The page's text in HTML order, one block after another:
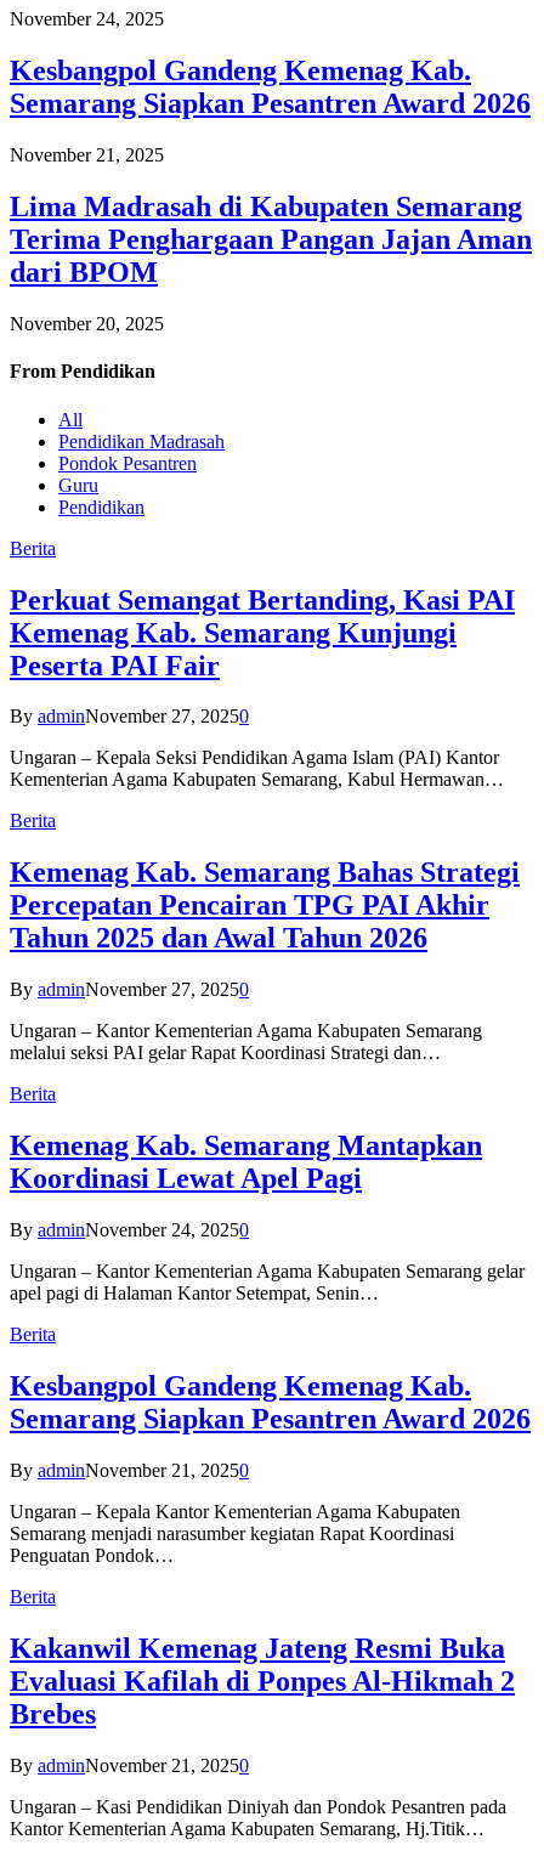
November 24, 2025
Kesbangpol Gandeng Kemenag Kab.
Semarang Siapkan Pesantren Award 2026
November 21, 2025
Lima Madrasah di Kabupaten Semarang
Terima Penghargaan Pangan Jajan Aman
dari BPOM
November 20, 2025
From Pendidikan
All
Pendidikan Madrasah
Pondok Pesantren
Guru
Pendidikan
Berita
Perkuat Semangat Bertanding, Kasi PAI
Kemenag Kab. Semarang Kunjungi
Peserta PAI Fair
By adminNovember 27, 20250
Ungaran – Kepala Seksi Pendidikan Agama Islam (PAI) Kantor
Kementerian Agama Kabupaten Semarang, Kabul Hermawan…
Berita
Kemenag Kab. Semarang Bahas Strategi
Percepatan Pencairan TPG PAI Akhir
Tahun 2025 dan Awal Tahun 2026
By adminNovember 27, 20250
Ungaran – Kantor Kementerian Agama Kabupaten Semarang
melalui seksi PAI gelar Rapat Koordinasi Strategi dan…
Berita
Kemenag Kab. Semarang Mantapkan
Koordinasi Lewat Apel Pagi
By adminNovember 24, 20250
Ungaran – Kantor Kementerian Agama Kabupaten Semarang gelar
apel pagi di Halaman Kantor Setempat, Senin…
Berita
Kesbangpol Gandeng Kemenag Kab.
Semarang Siapkan Pesantren Award 2026
By adminNovember 21, 20250
Ungaran – Kepala Kantor Kementerian Agama Kabupaten
Semarang menjadi narasumber kegiatan Rapat Koordinasi
Penguatan Pondok…
Berita
Kakanwil Kemenag Jateng Resmi Buka
Evaluasi Kafilah di Ponpes Al-Hikmah 2
Brebes
By adminNovember 21, 20250
Ungaran – Kasi Pendidikan Diniyah dan Pondok Pesantren pada
Kantor Kementerian Agama Kabupaten Semarang, Hj.Titik…